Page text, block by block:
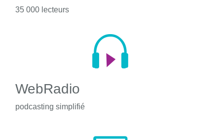
35 000 lecteurs
WebRadio
podcasting simplifié